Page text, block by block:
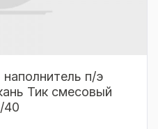
п/э
Тик смесовый
40